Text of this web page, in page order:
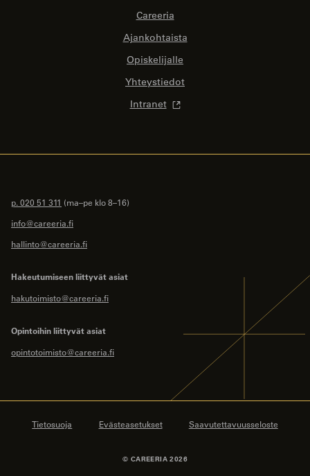
Careeria
Ajankohtaista
Opiskelijalle
Yhteystiedot
Intranet
p. 020 51 311 (ma–pe klo 8–16)
info@careeria.fi
hallinto@careeria.fi
Hakeutumiseen liittyvät asiat
hakutoimisto@careeria.fi
Opintoihin liittyvät asiat
opintotoimisto@careeria.fi
© CAREERIA 2026
Tietosuoja Evästeasetukset Saavutettavuusseloste